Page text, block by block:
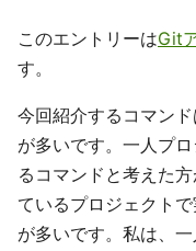
このエントリーはGit
す。
今回紹介するコマン
が多いです。一人プ
るコマンドと考えた
ているプロジェクト
が多いです。私は、